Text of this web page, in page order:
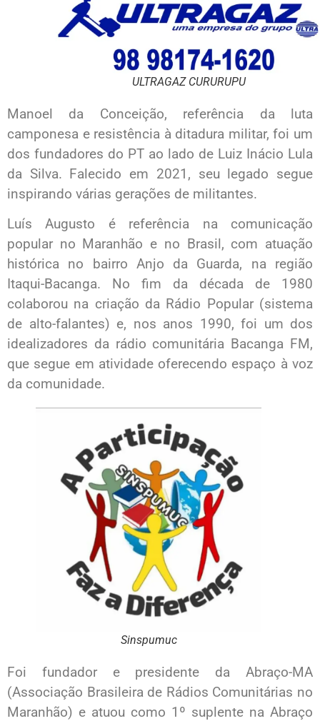
ULTRAGAZ CURURUPU
Manoel da Conceição, referência da luta
camponesa e resistência à ditadura militar, foi um
dos fundadores do PT ao lado de Luiz Inácio Lula
da Silva. Falecido em 2021, seu legado segue
inspirando várias gerações de militantes.
Luís Augusto é referência na comunicação
popular no Maranhão e no Brasil, com atuação
histórica no bairro Anjo da Guarda, na região
Itaqui-Bacanga. No fim da década de 1980
colaborou na criação da Rádio Popular (sistema
de alto-falantes) e, nos anos 1990, foi um dos
idealizadores da rádio comunitária Bacanga FM,
que segue em atividade oferecendo espaço à voz
da comunidade.
Sinspumuc
Foi fundador e presidente da Abraço-MA
(Associação Brasileira de Rádios Comunitárias no
Maranhão) e atuou como 1º suplente na Abraço